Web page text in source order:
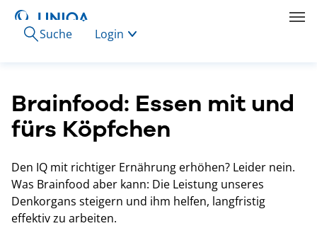
Suche Login
Brainfood: Essen mit und
fürs Köpfchen
Den IQ mit richtiger Ernährung erhöhen? Leider nein.
Was Brainfood aber kann: Die Leistung unseres
Denkorgans steigern und ihm helfen, langfristig
effektiv zu arbeiten.